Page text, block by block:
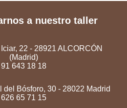
a nuestro taller
22 - 28921 ALCORCÓN
(Madrid)
91 643 18 18
del Bósforo, 30 - 28022 Madrid
626 65 71 15